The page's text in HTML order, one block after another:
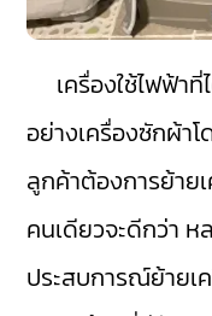
เครื่องใช้ไฟฟ้าที่
อย่างเครื่องซักผ้า
ลูกค้าต้องการย้าย
คนเดียวจะดีกว่า ห
ประสบการณ์ย้ายเ